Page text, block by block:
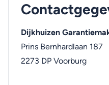
Dijkhuizen
Prins Bernhardlaan 187
2273 DP Voorburg